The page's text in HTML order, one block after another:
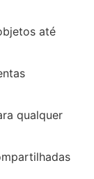
até
qualquer